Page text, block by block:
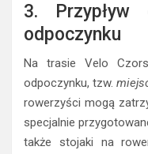
3. Przypływ
odpoczynku
Na trasie Velo
odpoczynku, tzw.
rowerzyści mogą
specjalnie
także stojaki na